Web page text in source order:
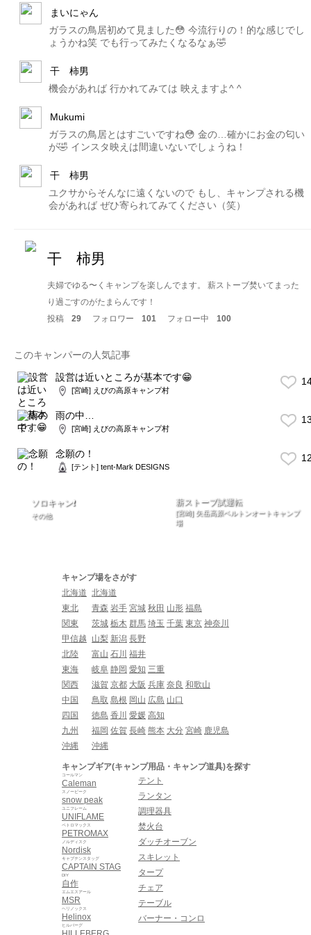
まいにゃん
ガラスの鳥居初めて見ました😳 今流行りの！的な感じでし
ょうかね笑 でも行ってみたくなるなぁ🤣
干 柿男
機会があれば 行かれてみては 映えますよ^ ^
Mukumi
ガラスの鳥居とはすごいですね😳 金の…確かにお金の匂い
が🤣 インスタ映えは間違いないでしょうね！
干 柿男
ユクサからそんなに遠くないので もし、キャンプされる機
会があれば ぜひ寄られてみてください（笑）
干 柿男
夫婦でゆる〜くキャンプを楽しんでます。 薪ストーブ焚いてまった
り過ごすのがたまらんです！
投稿
29 フォロワー 101 フォロー中 100
このキャンパーの人気記事
設営は近いところが基本です😁
[宮崎] えびの高原キャンプ村
雨の中…
[宮崎] えびの高原キャンプ村
念願の！
[テント] tent-Mark DESIGNS
ソロキャン❗️
その他
薪ストーブ試運転
[宮崎] 矢岳高原ベルトンオートキャンプ
場
キャンプ場をさがす
北海道 北海道
東北
青森 岩手 宮城 秋田 山形 福島
関東
茨城 栃木 群馬 埼玉 千葉 東京 神奈川
甲信越
山梨 新潟 長野
北陸
富山 石川 福井
東海
岐阜 静岡 愛知 三重
関西
滋賀 京都 大阪 兵庫 奈良 和歌山
中国
鳥取 島根 岡山 広島 山口
四国
徳島 香川 愛媛 高知
九州
福岡 佐賀 長崎 熊本 大分 宮崎 鹿児島
沖縄
沖縄
キャンプギア(キャンプ用品・キャンプ道具)を探す
Caleman
コールマン
snow peak
スノーピーク
UNIFLAME
ユニフレーム
PETROMAX
ペトロマックス
Nordisk
ノルディスク
CAPTAIN STAG
キャプテンスタッグ
自作
DIY
MSR
エムエスアール
Helinox
ヘリノックス
ヒルバーグ
テント
ランタン
調理器具
焚火台
ダッチオーブン
スキレット
タープ
チェア
テーブル
バーナー・コンロ